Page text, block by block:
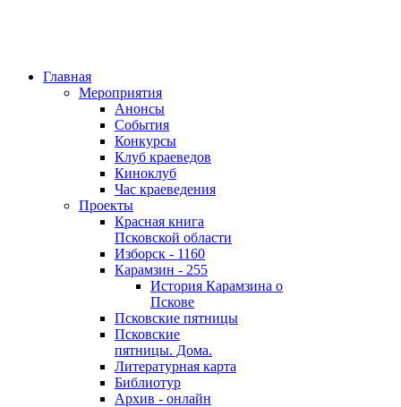
Главная
Мероприятия
Анонсы
События
Конкурсы
Клуб краеведов
Киноклуб
Час краеведения
Проекты
Красная книга
Псковской области
Изборск - 1160
Карамзин - 255
История Карамзина о
Пскове
Псковские пятницы
Псковские
пятницы. Дома.
Литературная карта
Библиотур
Архив - онлайн